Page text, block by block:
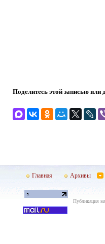
Поделитесь этой записью или
Главная Архивы
Публикация